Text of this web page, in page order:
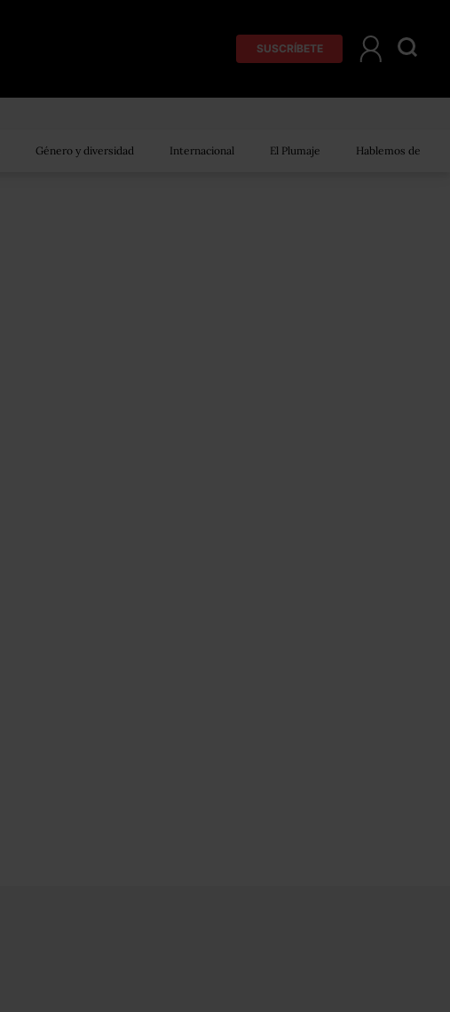
SUSCRÍBETE
Género y diversidad Internacional El Plumaje Hablemos de